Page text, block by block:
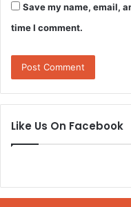
Save my name, email,
time I comment.
Like Us On Facebook